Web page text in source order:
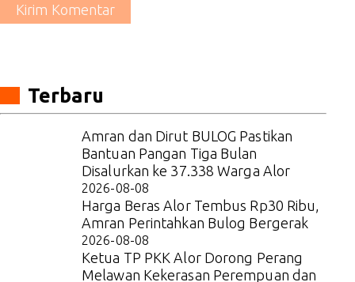
Kirim Komentar
Terbaru
Amran dan Dirut BULOG Pastikan
Bantuan Pangan Tiga Bulan
Disalurkan ke 37.338 Warga Alor
2026-08-08
Harga Beras Alor Tembus Rp30 Ribu,
Amran Perintahkan Bulog Bergerak
2026-08-08
Ketua TP PKK Alor Dorong Perang
Melawan Kekerasan Perempuan dan